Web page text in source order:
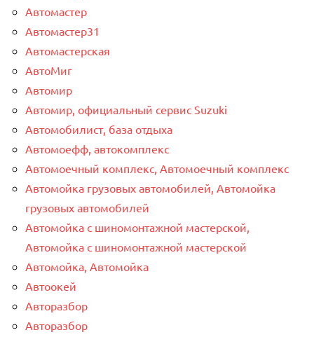
Автомастер
Автомастер31
Автомастерская
АвтоМиг
Автомир
Автомир, официальный сервис Suzuki
Автомобилист, база отдыха
Автомоефф, автокомплекс
Автомоечный комплекс, Автомоечный комплекс
Автомойка грузовых автомобилей, Автомойка
грузовых автомобилей
Автомойка с шиномонтажной мастерской,
Автомойка с шиномонтажной мастерской
Автомойка, Автомойка
Автоокей
Авторазбор
Авторазбор